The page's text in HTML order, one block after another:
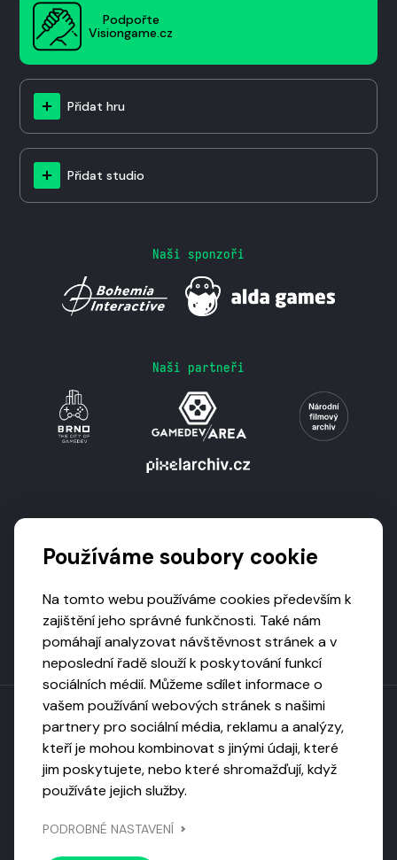
Podpořte
Visiongame.cz
Přidat hru
Přidat studio
Naši sponzoři
Naši partneři
Toto dílo podléhá licenci CC BY-NC-ND
Uveďte původ, neužívejte komerčně, nezpracovávejte.
Národní knihovnou ČR
Používáme soubory cookie
Na tomto webu používáme cookies především k
zajištění jeho správné funkčnosti. Také nám
pomáhají analyzovat návštěvnost stránek a v
neposlední řadě slouží k poskytování funkcí
sociálních médií. Můžeme sdílet informace o
vašem používání webových stránek s našimi
partnery pro sociální média, reklamu a analýzy,
kteří je mohou kombinovat s jinými údaji, které
jim poskytujete, nebo které shromažďují, když
používáte jejich služby.
PODROBNÉ NASTAVENÍ